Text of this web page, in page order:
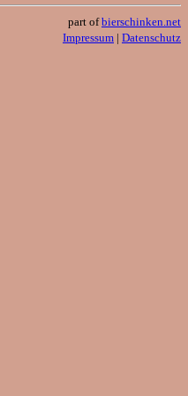
part ofbierschinken.net
Impressum | Datenschutz